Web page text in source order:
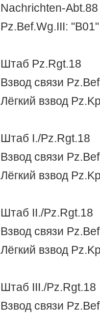
Nachrichten-Abt.88
Pz.Bef.Wg.III:
Штаб Pz.Rgt.18
Взвод связи
Лёгкий взвод
Штаб I./Pz.Rgt.18
Взвод связи
Лёгкий взвод
Штаб II./Pz.Rgt.18
Взвод связи
Лёгкий взвод
Штаб III./Pz.Rgt.18
Взвод связи